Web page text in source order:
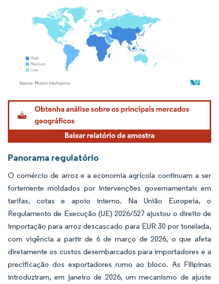
Imagem © Mordor Intelligence. O reuso requer atribuição conforme CC BY 4.0.
Panorama regulatório
O comércio de arroz e a economia agrícola continuam a ser
fortemente moldados por intervenções governamentais em
tarifas, cotas e apoio interno. Na União Europeia, o
Regulamento de Execução (UE) 2026/527 ajustou o direito de
importação para arroz descascado para EUR 30 por tonelada,
com vigência a partir de 6 de março de 2026, o que afeta
diretamente os custos desembarcados para importadores e a
precificação dos exportadores rumo ao bloco. As Filipinas
introduziram, em janeiro de 2026, um mecanismo de ajuste